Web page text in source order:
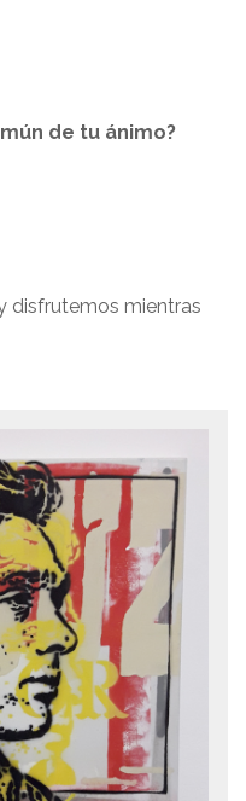
de tu ánimo?
disfrutemos mientras